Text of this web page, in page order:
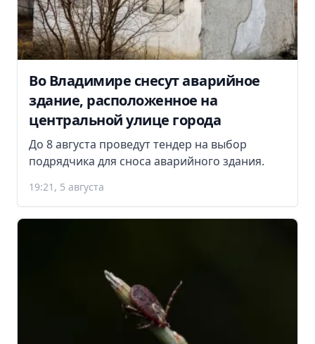
Во Владимире снесут аварийное
здание, расположенное на
центральной улице города
До 8 августа проведут тендер на выбор
подрядчика для сноса аварийного здания.
19:21, 5 августа